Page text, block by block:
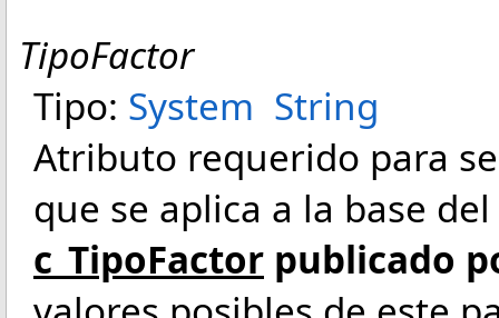
TipoFactor
Tipo: System String
Atributo requerido para
que se aplica a la base
c_TipoFactor publicado